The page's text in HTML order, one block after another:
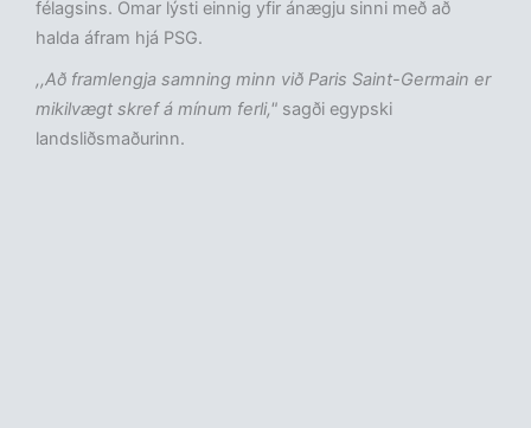
félagsins. Omar lýsti einnig yfir ánægju sinni með að
halda áfram hjá PSG.
,,Að framlengja samning minn við Paris Saint-Germain er
mikilvægt skref á mínum ferli," sagði egypski
landsliðsmaðurinn.